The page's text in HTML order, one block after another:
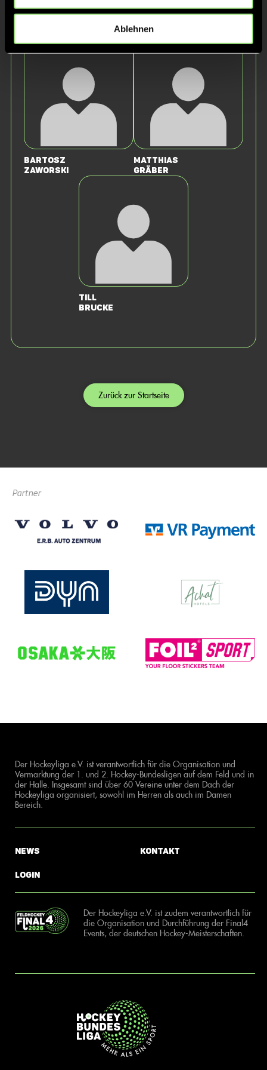
Ablehnen
Staff
Bartosz
Zaworski
Matthias
Gräber
Till
Brucke
Zurück zur Startseite
Partner
Der Hockeyliga e.V. ist verantwortlich für die Organisation und
Vermarktung der 1. und 2. Hockey-Bundesligen auf dem Feld und in
der Halle. Insgesamt sind über 60 Vereine unter dem Dach der
Hockeyliga organisiert, sowohl im Herren als auch im Damen
Bereich.
News
Login
Kontakt
Der Hockeyliga e.V. ist zudem verantwortlich für
die Organisation und Durchführung der Final4
Events, der deutschen Hockey-Meisterschaften.